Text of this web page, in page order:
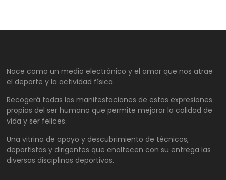
Nace como un medio electrónico y el amor que nos atrae
el deporte y la actividad física.
Recogerá todas las manifestaciones de estas expresiones
propias del ser humano que permite mejorar la calidad de
vida y ser felices.
Una vitrina de apoyo y descubrimiento de técnicos,
deportistas y dirigentes que enaltecen con su entrega las
diversas disciplinas deportivas.